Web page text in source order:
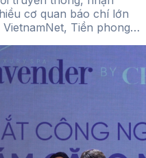
cơ quan báo chí lớn
Tiền phong…